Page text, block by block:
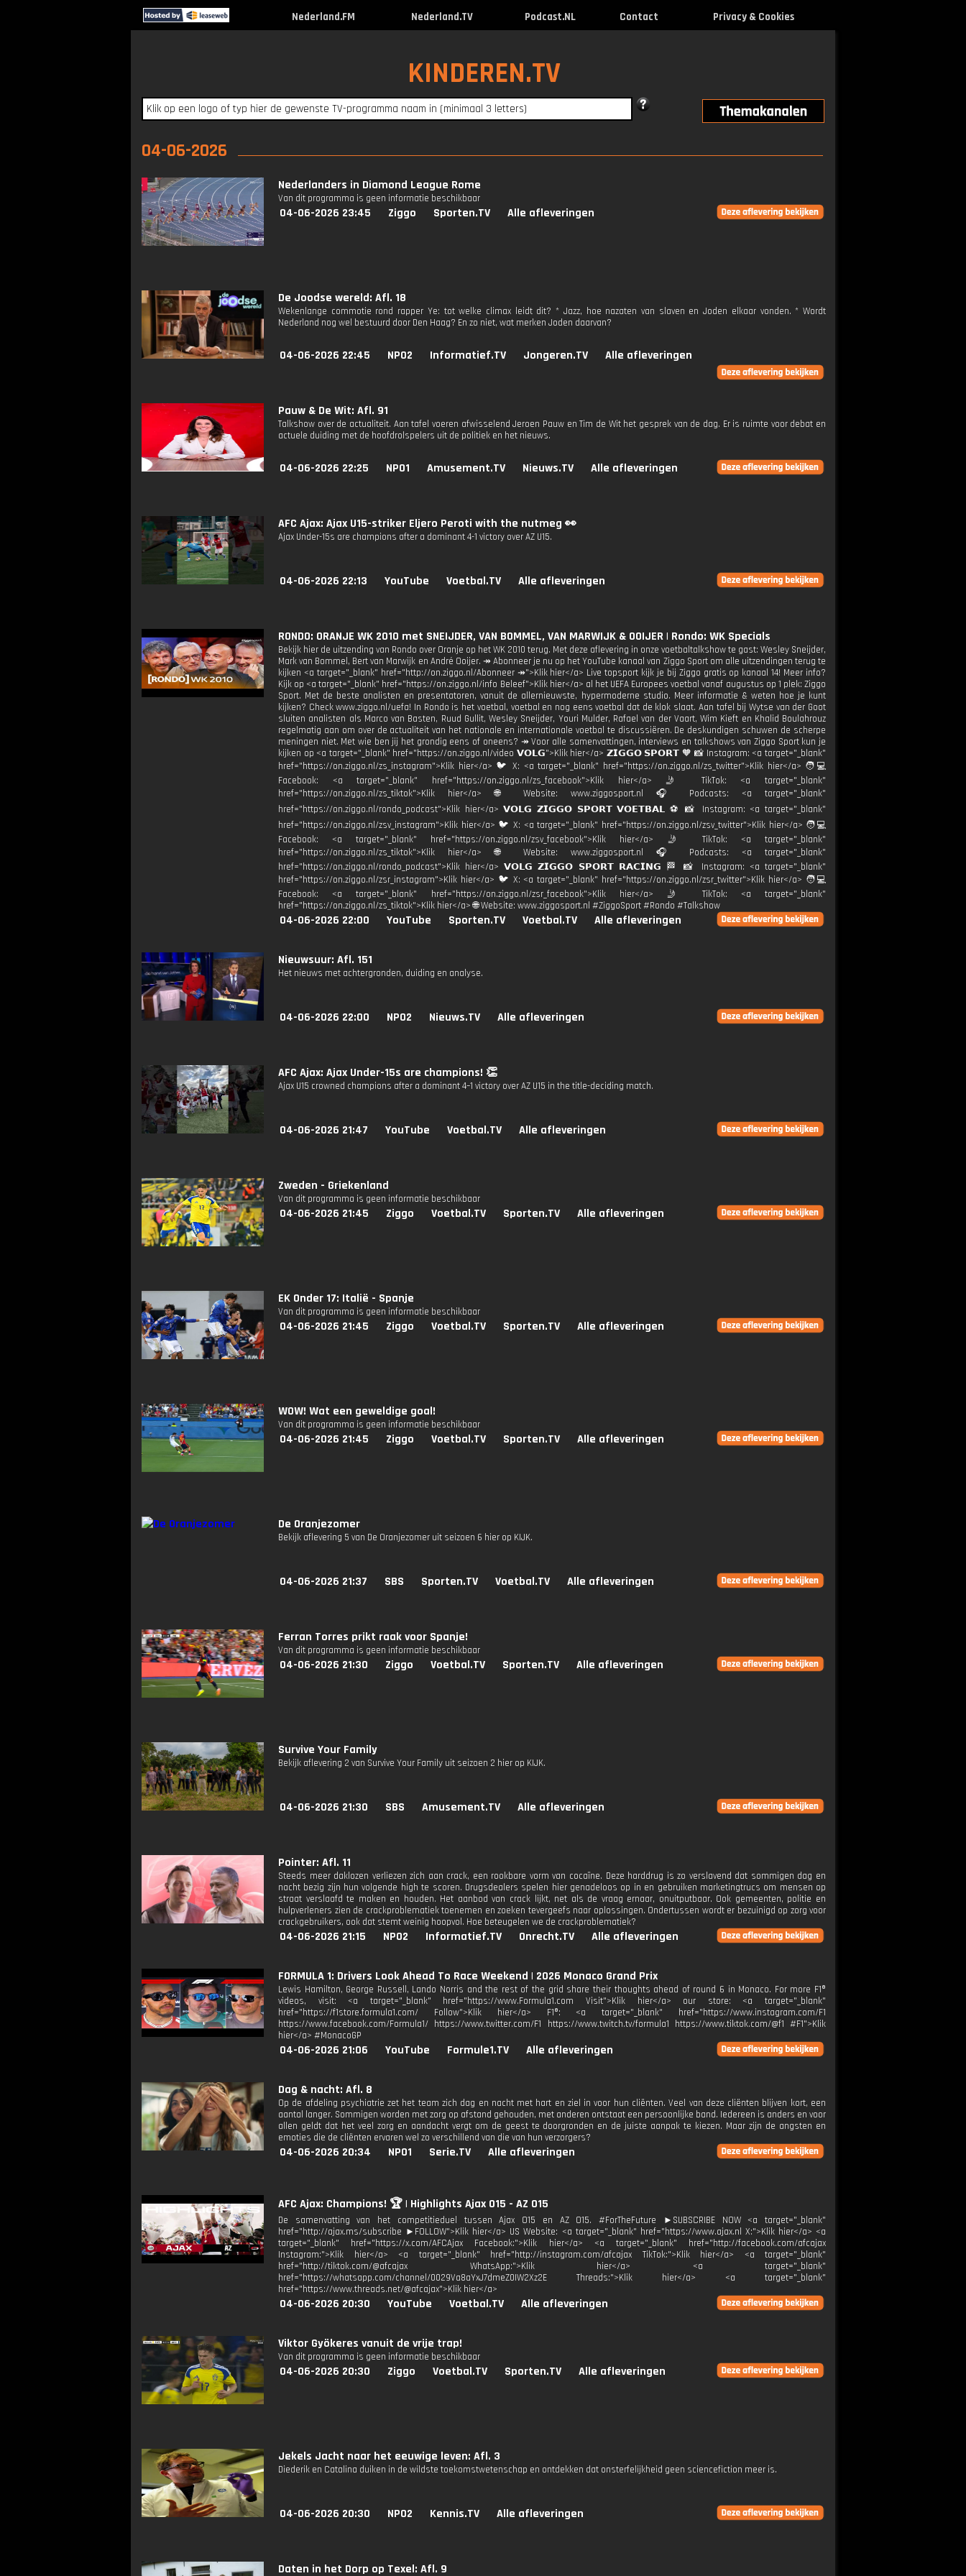
Nederland.FM Nederland.TV Podcast.NL Contact Privacy & Cookies
KINDEREN.TV
04-06-2026
Nederlanders in Diamond League Rome
Van dit programma is geen informatie beschikbaar
04-06-2026 23:45 Ziggo Sporten.TV Alle afleveringen
De Joodse wereld: Afl. 18
Wekenlange commotie rond rapper Ye: tot welke climax leidt dit? * Jazz, hoe nazaten van slaven en Joden elkaar vonden. * Wordt
Nederland nog wel bestuurd door Den Haag? En zo niet, wat merken Joden daarvan?
04-06-2026 22:45 NPO2 Informatief.TV Jongeren.TV Alle afleveringen
Pauw & De Wit: Afl. 91
Talkshow over de actualiteit. Aan tafel voeren afwisselend Jeroen Pauw en Tim de Wit het gesprek van de dag. Er is ruimte voor debat en
actuele duiding met de hoofdrolspelers uit de politiek en het nieuws.
04-06-2026 22:25 NPO1 Amusement.TV Nieuws.TV Alle afleveringen
AFC Ajax: Ajax U15-striker Eljero Peroti with the nutmeg 👀
Ajax Under-15s are champions after a dominant 4-1 victory over AZ U15.
04-06-2026 22:13 YouTube Voetbal.TV Alle afleveringen
RONDO: ORANJE WK 2010 met SNEIJDER, VAN BOMMEL, VAN MARWIJK & OOIJER | Rondo: WK Specials
Bekijk hier de uitzending van Rondo over Oranje op het WK 2010 terug. Met deze aflevering in onze voetbaltalkshow te gast: Wesley Sneijder,
Mark van Bommel, Bert van Marwijk en André Ooijer. ↠ Abonneer je nu op het YouTube kanaal van Ziggo Sport om alle uitzendingen terug te
kijken <a target="_blank" href="http://on.ziggo.nl/Abonneer ↠">Klik hier</a> Live topsport kijk je bij Ziggo gratis op kanaal 14! Meer info?
Kijk op <a target="_blank" href="https://on.ziggo.nl/info Beleef">Klik hier</a> al het UEFA Europees voetbal vanaf augustus op 1 plek: Ziggo
Sport. Met de beste analisten en presentatoren, vanuit de allernieuwste, hypermoderne studio. Meer informatie & weten hoe je kunt
kijken? Check www.ziggo.nl/uefa! In Rondo is het voetbal, voetbal en nog eens voetbal dat de klok slaat. Aan tafel bij Wytse van der Goot
sluiten analisten als Marco van Basten, Ruud Gullit, Wesley Sneijder, Youri Mulder, Rafael van der Vaart, Wim Kieft en Khalid Boulahrouz
regelmatig aan om over de actualiteit van het nationale en internationale voetbal te discussiëren. De deskundigen schuwen de scherpe
meningen niet. Met wie ben jij het grondig eens of oneens? ↠ Voor alle samenvattingen, interviews en talkshows van Ziggo Sport kun je
kijken op <a target="_blank" href="https://on.ziggo.nl/video 𝗩𝗢𝗟𝗚">Klik hier</a> 𝗭𝗜𝗚𝗚𝗢 𝗦𝗣𝗢𝗥𝗧 🧡 📸 Instagram: <a target="_blank"
href="https://on.ziggo.nl/zs_instagram">Klik hier</a> 🐦 X: <a target="_blank" href="https://on.ziggo.nl/zs_twitter">Klik hier</a> 🧑💻
Facebook: <a target="_blank" href="https://on.ziggo.nl/zs_facebook">Klik hier</a> 🤳 TikTok: <a target="_blank"
href="https://on.ziggo.nl/zs_tiktok">Klik hier</a> 🌐 Website: www.ziggosport.nl 🎧 Podcasts: <a target="_blank"
href="https://on.ziggo.nl/rondo_podcast">Klik hier</a> 𝗩𝗢𝗟𝗚 𝗭𝗜𝗚𝗚𝗢 𝗦𝗣𝗢𝗥𝗧 𝗩𝗢𝗘𝗧𝗕𝗔𝗟 ⚽️ 📸 Instagram: <a target="_blank"
href="https://on.ziggo.nl/zsv_instagram">Klik hier</a> 🐦 X: <a target="_blank" href="https://on.ziggo.nl/zsv_twitter">Klik hier</a> 🧑💻
Facebook: <a target="_blank" href="https://on.ziggo.nl/zsv_facebook">Klik hier</a> 🤳 TikTok: <a target="_blank"
href="https://on.ziggo.nl/zs_tiktok">Klik hier</a> 🌐 Website: www.ziggosport.nl 🎧 Podcasts: <a target="_blank"
href="https://on.ziggo.nl/rondo_podcast">Klik hier</a> 𝗩𝗢𝗟𝗚 𝗭𝗜𝗚𝗚𝗢 𝗦𝗣𝗢𝗥𝗧 𝗥𝗔𝗖𝗜𝗡𝗚 🏁 📸 Instagram: <a target="_blank"
href="https://on.ziggo.nl/zsr_instagram">Klik hier</a> 🐦 X: <a target="_blank" href="https://on.ziggo.nl/zsr_twitter">Klik hier</a> 🧑💻
Facebook: <a target="_blank" href="https://on.ziggo.nl/zsr_facebook">Klik hier</a> 🤳 TikTok: <a target="_blank"
href="https://on.ziggo.nl/zs_tiktok">Klik hier</a> 🌐 Website: www.ziggosport.nl #ZiggoSport #Rondo #Talkshow
04-06-2026 22:00 YouTube Sporten.TV Voetbal.TV Alle afleveringen
Nieuwsuur: Afl. 151
Het nieuws met achtergronden, duiding en analyse.
04-06-2026 22:00 NPO2 Nieuws.TV Alle afleveringen
AFC Ajax: Ajax Under-15s are champions! 👏
Ajax U15 crowned champions after a dominant 4–1 victory over AZ U15 in the title-deciding match.
04-06-2026 21:47 YouTube Voetbal.TV Alle afleveringen
Zweden - Griekenland
Van dit programma is geen informatie beschikbaar
04-06-2026 21:45 Ziggo Voetbal.TV Sporten.TV Alle afleveringen
EK Onder 17: Italië - Spanje
Van dit programma is geen informatie beschikbaar
04-06-2026 21:45 Ziggo Voetbal.TV Sporten.TV Alle afleveringen
WOW! Wat een geweldige goal!
Van dit programma is geen informatie beschikbaar
04-06-2026 21:45 Ziggo Voetbal.TV Sporten.TV Alle afleveringen
De Oranjezomer
Bekijk aflevering 5 van De Oranjezomer uit seizoen 6 hier op KIJK.
04-06-2026 21:37 SBS Sporten.TV Voetbal.TV Alle afleveringen
Ferran Torres prikt raak voor Spanje!
Van dit programma is geen informatie beschikbaar
04-06-2026 21:30 Ziggo Voetbal.TV Sporten.TV Alle afleveringen
Survive Your Family
Bekijk aflevering 2 van Survive Your Family uit seizoen 2 hier op KIJK.
04-06-2026 21:30 SBS Amusement.TV Alle afleveringen
Pointer: Afl. 11
Steeds meer daklozen verliezen zich aan crack, een rookbare vorm van cocaïne. Deze harddrug is zo verslavend dat sommigen dag en
nacht bezig zijn hun volgende high te scoren. Drugsdealers spelen hier genadeloos op in en gebruiken marketingtrucs om mensen op
straat verslaafd te maken en houden. Het aanbod van crack lijkt, net als de vraag ernaar, onuitputbaar. Ook gemeenten, politie en
hulpverleners zien de crackproblematiek toenemen en zoeken tevergeefs naar oplossingen. Ondertussen wordt er bezuinigd op zorg voor
crackgebruikers, ook dat stemt weinig hoopvol. Hoe beteugelen we de crackproblematiek?
04-06-2026 21:15 NPO2 Informatief.TV Onrecht.TV Alle afleveringen
FORMULA 1: Drivers Look Ahead To Race Weekend | 2026 Monaco Grand Prix
Lewis Hamilton, George Russell, Lando Norris and the rest of the grid share their thoughts ahead of round 6 in Monaco. For more F1®
videos, visit: <a target="_blank" href="https://www.Formula1.com Visit">Klik hier</a> our store: <a target="_blank"
href="https://f1store.formula1.com/ Follow">Klik hier</a> F1®: <a target="_blank" href="https://www.instagram.com/F1
https://www.facebook.com/Formula1/ https://www.twitter.com/F1 https://www.twitch.tv/formula1 https://www.tiktok.com/@f1 #F1">Klik
hier</a> #MonacoGP
04-06-2026 21:06 YouTube Formule1.TV Alle afleveringen
Dag & nacht: Afl. 8
Op de afdeling psychiatrie zet het team zich dag en nacht met hart en ziel in voor hun cliënten. Veel van deze cliënten blijven kort, een
aantal langer. Sommigen worden met zorg op afstand gehouden, met anderen ontstaat een persoonlijke band. Iedereen is anders en voor
allen geldt dat het veel zorg en aandacht vergt om de geest te doorgronden en de juiste aanpak te kiezen. Maar zijn de angsten en
emoties die de cliënten ervaren wel zo verschillend van die van hun verzorgers?
04-06-2026 20:34 NPO1 Serie.TV Alle afleveringen
AFC Ajax: Champions! 🏆 | Highlights Ajax 015 - AZ O15
De samenvatting van het competitieduel tussen Ajax O15 en AZ O15. #ForTheFuture ►SUBSCRIBE NOW <a target="_blank"
href="http://ajax.ms/subscribe ►FOLLOW">Klik hier</a> US Website: <a target="_blank" href="https://www.ajax.nl X:">Klik hier</a> <a
target="_blank" href="https://x.com/AFCAjax Facebook:">Klik hier</a> <a target="_blank" href="http://facebook.com/afcajax
Instagram:">Klik hier</a> <a target="_blank" href="http://instagram.com/afcajax TikTok:">Klik hier</a> <a target="_blank"
href="http://tiktok.com/@afcajax WhatsApp:">Klik hier</a> <a target="_blank"
href="https://whatsapp.com/channel/0029Va8aYxJ7dmeZ0IW2Xz2E Threads:">Klik hier</a> <a target="_blank"
href="https://www.threads.net/@afcajax">Klik hier</a>
04-06-2026 20:30 YouTube Voetbal.TV Alle afleveringen
Viktor Gyökeres vanuit de vrije trap!
Van dit programma is geen informatie beschikbaar
04-06-2026 20:30 Ziggo Voetbal.TV Sporten.TV Alle afleveringen
Jekels Jacht naar het eeuwige leven: Afl. 3
Diederik en Catalina duiken in de wildste toekomstwetenschap en ontdekken dat onsterfelijkheid geen sciencefiction meer is.
04-06-2026 20:30 NPO2 Kennis.TV Alle afleveringen
Daten in het Dorp op Texel: Afl. 9